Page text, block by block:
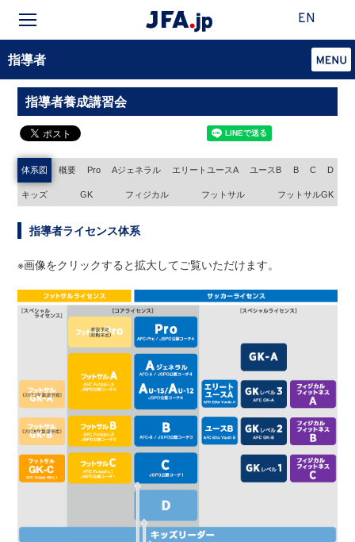
EN
指導者
指導者養成講習会
体系図 概要 Pro Aジェネラル エリートユースA ユースB B C D
キッズ GK フィジカル フットサル フットサルGK
指導者ライセンス体系
※画像をクリックすると拡大してご覧いただけます。